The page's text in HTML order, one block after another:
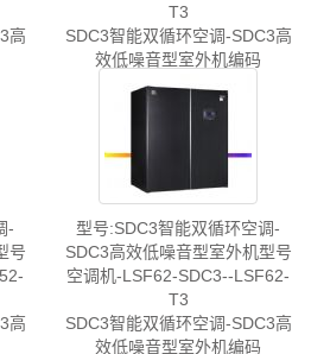
高
T3
SDC3智能双循环空调-SDC3高
效低噪音型室外机编码
01304660
-
号
高
型号:SDC3智能双循环空调-
SDC3高效低噪音型室外机型号
空调机-LSF62-SDC3--LSF62-
T3
SDC3智能双循环空调-SDC3高
效低噪音型室外机编码